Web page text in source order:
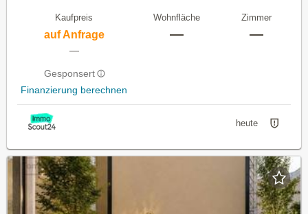
Kaufpreis
auf Anfrage
—
Gesponsert
Finanzierung berechnen
Wohnfläche
—
Zimmer
—
heute